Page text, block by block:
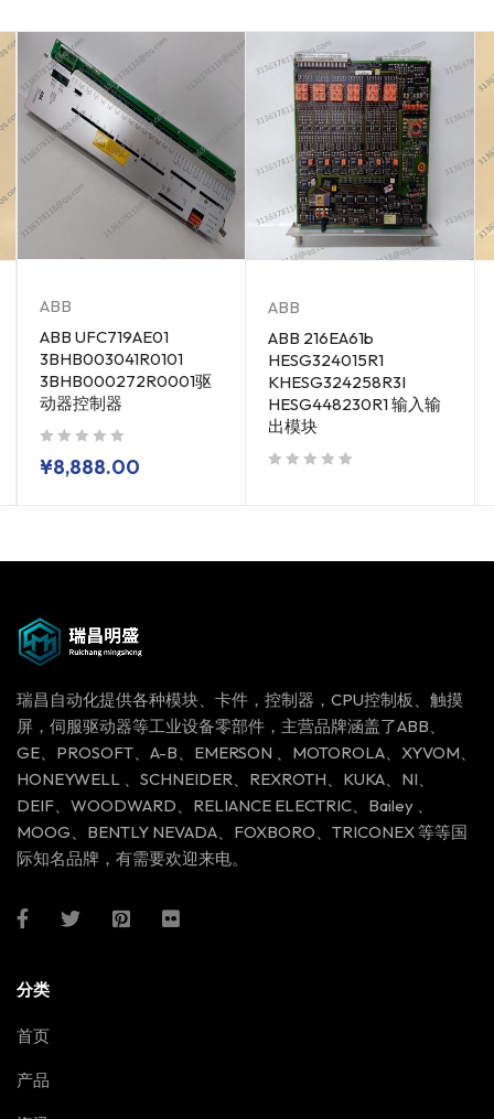
ABB
ABB UFC719AE01
3BHB003041R0101
3BHB000272R0001驱
动器控制器
¥8,888.00
ABB
ABB 216EA61b
HESG324015R1
KHESG324258R3I
HESG448230R1 输入输
出模块
瑞昌自动化提供各种模块、卡件，控制器，CPU控制板、触摸
屏，伺服驱动器等工业设备零部件，主营品牌涵盖了ABB、
GE、PROSOFT、A-B、EMERSON 、MOTOROLA、XYVOM、
HONEYWELL 、SCHNEIDER、REXROTH、KUKA、NI、
DEIF、WOODWARD、RELIANCE ELECTRIC、Bailey 、
MOOG、BENTLY NEVADA、FOXBORO、TRICONEX 等等国
际知名品牌，有需要欢迎来电。
分类
首页
产品